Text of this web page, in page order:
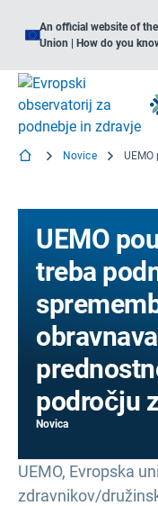
An official website of
Union | How do you
Novice
UEMO
treba
področju
Novica
UEMO, Evropska
zdravnikov/